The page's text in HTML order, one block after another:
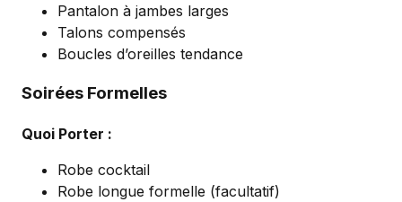
Pantalon à jambes larges
Talons compensés
Boucles d’oreilles tendance
Soirées Formelles
Quoi Porter :
Robe cocktail
Robe longue formelle (facultatif)